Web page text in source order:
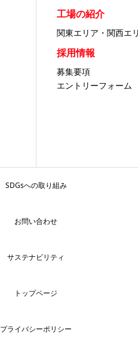
工場の紹介
関東エリア・関西エ
採用情報
募集要項
エントリーフォーム
SDGsへの取り組み
お問い合わせ
サステナビリティ
トップページ
プライバシーポリシー